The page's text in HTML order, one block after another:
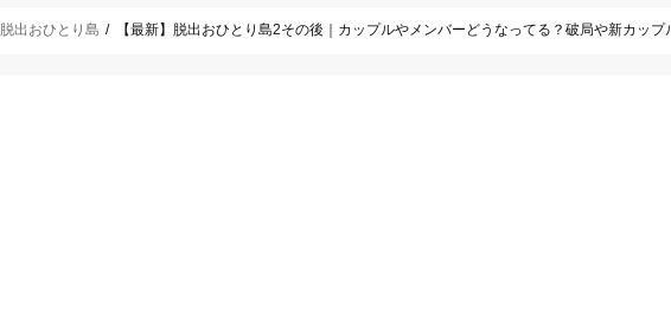
脱出おひとり島 【最新】脱出おひとり島2その後｜カップルやメンバーどうなってる？破局や新カッ